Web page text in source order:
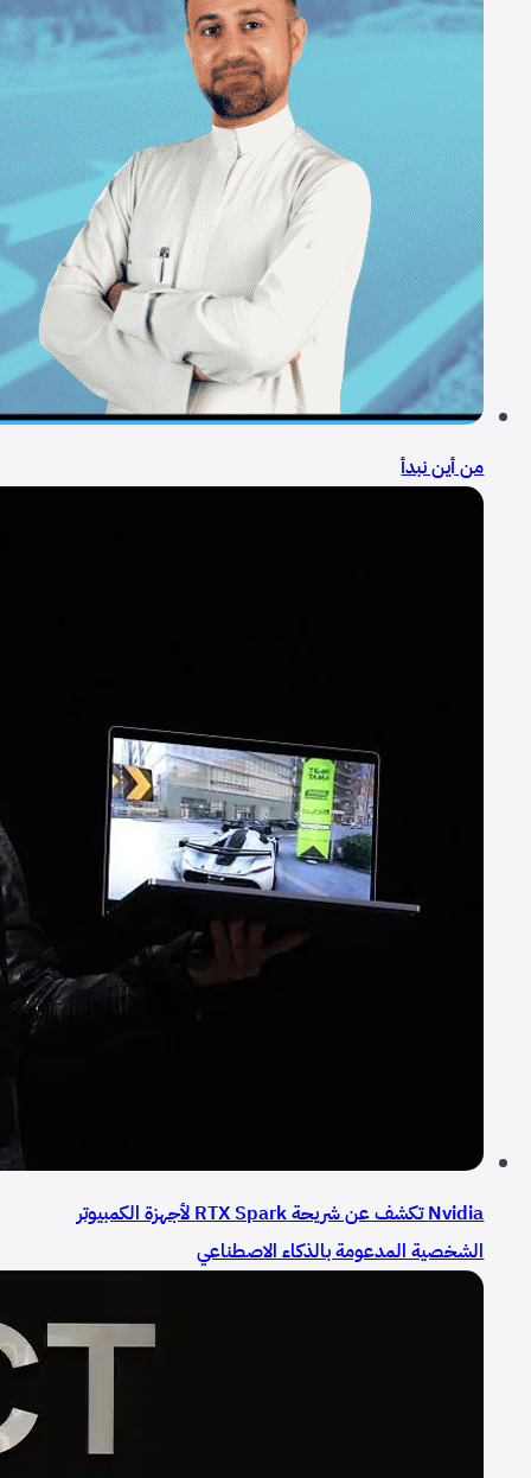
من أين نبدأ
Nvidia تكشف عن شريحة RTX Spark لأجهزة الكمبيوتر
الشخصية المدعومة بالذكاء الاصطناعي